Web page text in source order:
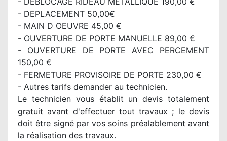
- DEPLACEMENT 50,00€
- MAIN D OEUVRE 45,00 €
- OUVERTURE DE PORTE MANUELLE 89,00 €
- OUVERTURE DE PORTE AVEC PERCEMENT
150,00 €
- FERMETURE PROVISOIRE DE PORTE 230,00 €
- Autres tarifs demander au technicien.
Le technicien vous établit un devis totalement
gratuit avant d'effectuer tout travaux ; le devis
doit être signé par vos soins préalablement avant
la réalisation des travaux.